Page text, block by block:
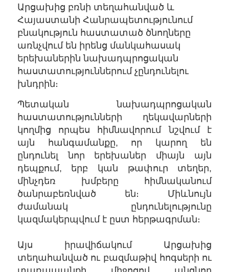
Արցախից բռնի տեղահանված և
Հայաստանի Հանրապետությունում
բնակություն հաստատած ծնողները
առնչվում են իրենց մանկահասակ
երեխաներին նախադպրոցական
հաստատություններում չընդունելու
խնդրին։
Պետական նախադպրոցական
հաստատությունների ղեկավարների
կողմից որպես հիմնավորում նշվում է
այն հանգամանքը, որ կարող են
ընդունել նոր երեխաներ միայն այն
դեպքում, երբ կան թափուր տեղեր,
մինչդեռ խմբերը հիմնականում
ծանրաբեռնված են։ Միևնույն
ժամանակ ընդունելությունը
կազմակերպվում է ըստ հերթագրման։
Այս իրավիճակում Արցախից
տեղահանված ու բազմաթիվ հոգսերի ու